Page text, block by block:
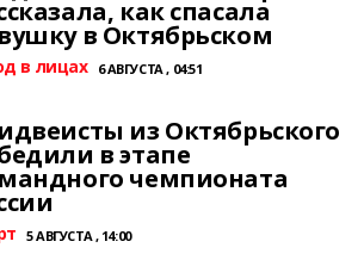
как спасала
в Октябрьском
в лицах 6 АВГУСТА , 04:51
из Октябрьского
в этапе
чемпионата
5 АВГУСТА , 14:00